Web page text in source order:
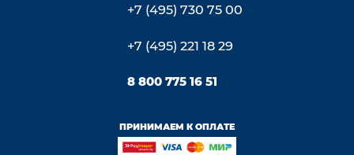
+7 (495) 730 75 00
+7 (495) 221 18 29
8 800 775 16 51
ПРИНИМАЕМ К ОПЛАТЕ